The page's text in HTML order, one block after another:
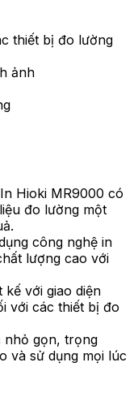
thiết bị đo lường
ảnh
Hioki MR9000 có
đo lường một
công nghệ in
lượng cao với
kế với giao diện
với các thiết bị đo
nhỏ gọn, trọng
và sử dụng mọi lúc